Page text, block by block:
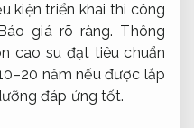
kiện triển khai thi công
Báo giá rõ ràng. Thông
cao su đạt tiêu chuẩn
năm nếu được lắp
đáp ứng tốt.